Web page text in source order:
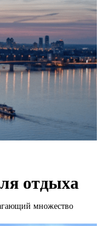
отдыха
множество